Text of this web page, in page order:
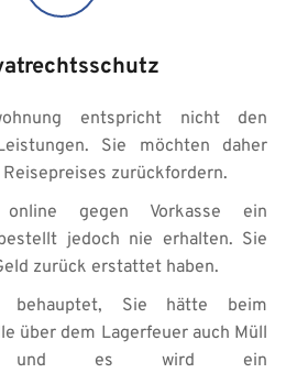
entspricht nicht den
Sie möchten daher
Reisepreises zurückfordern.
gegen Vorkasse ein
jedoch nie erhalten. Sie
zurück erstattet haben.
behauptet, Sie hätte beim
über dem Lagerfeuer auch Müll
und es wird ein